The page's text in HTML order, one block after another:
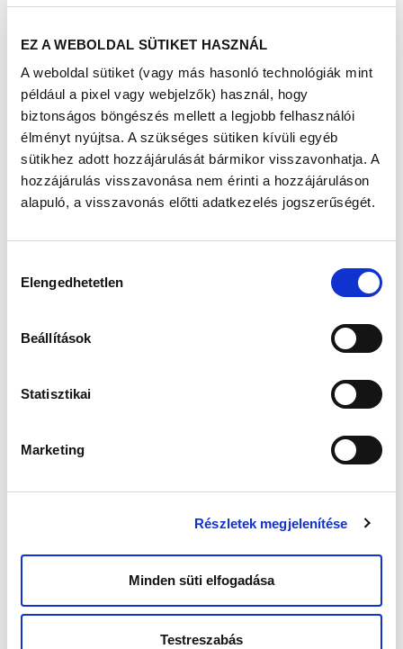
EZ A WEBOLDAL SÜTIKET HASZNÁL
A weboldal sütiket (vagy más hasonló technológiák mint
például a pixel vagy webjelzők) használ, hogy
biztonságos böngészés mellett a legjobb felhasználói
élményt nyújtsa. A szükséges sütiken kívüli egyéb
sütikhez adott hozzájárulását bármikor visszavonhatja. A
hozzájárulás visszavonása nem érinti a hozzájáruláson
alapuló, a visszavonás előtti adatkezelés jogszerűségét.
kiválasztása
Elengedhetetlen
Beállítások
Statisztikai
Marketing
Részletek megjelenítése
Minden süti elfogadása
Testreszabás
is. Nyaranta 3-4 esküvőre voltunk hivatalosak.
jövünk.
Családi események… újabb esküvők…
születésnapok… karácsonyok…
Újabb és újabb gratuláció, de nem
nekünk - mi csak mindig másoknak
gratuláltunk és más örömének
Bár először még csak haladtunk és hittük,
csak rohant. Száguldott… Legalábbis mi nők,
elnyom minden zajt.
nekem ne panaszkodjon, hogy álmos… hogy
De nekem továbbra is a legfőbb problémáimat
Aztán már azt vettem észre, hogy
összejövetelen, és társaságról